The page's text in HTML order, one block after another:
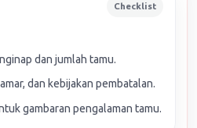
Checklist
dan jumlah tamu.
dan kebijakan pembatalan.
gambaran pengalaman tamu.